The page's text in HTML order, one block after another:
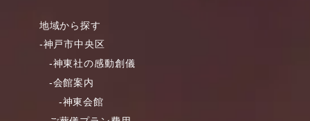
地域から探す
-神戸市中央区
-神東社の感動創儀
-会館案内
-神東会館